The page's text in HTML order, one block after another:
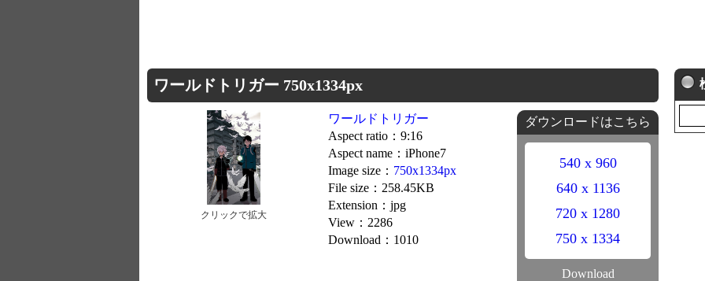
ワールドトリガー 750x1334px
クリックで拡大
ワールドトリガー
Aspect ratio：9:16
Aspect name：iPhone7
Image size： 750x1334px
File size：258.45KB
Extension：jpg
View：2286
Download：1010
ダウンロードはこちら
540 x 960
640 x 1136
720 x 1280
750 x 1334
Download